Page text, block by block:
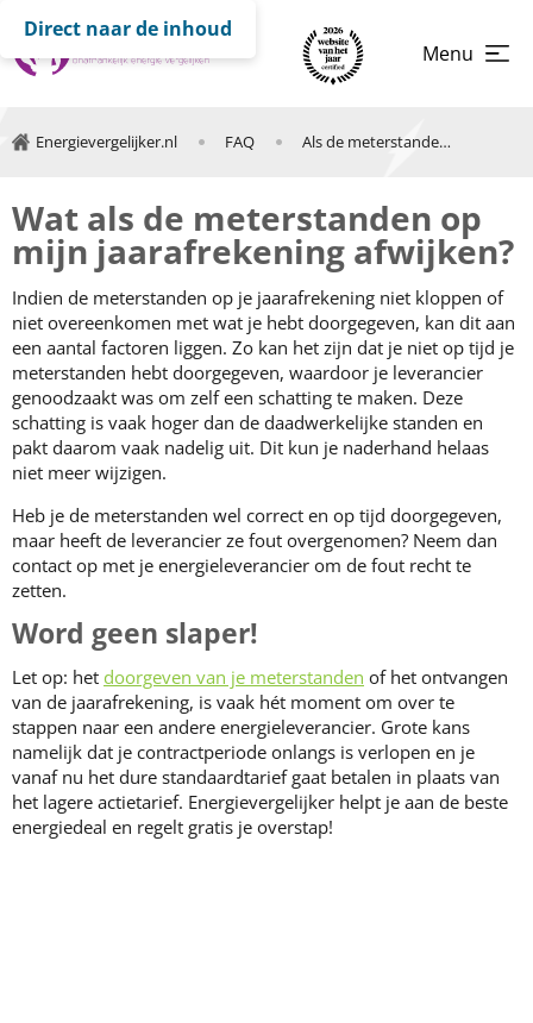
Direct naar de inhoud
Menu
Energievergelijker.nl FAQ Als de meterstanden op jaarafrekening afwijken
Wat als de meterstanden op
mijn jaarafrekening afwijken?
Indien de meterstanden op je jaarafrekening niet kloppen of
niet overeenkomen met wat je hebt doorgegeven, kan dit aan
een aantal factoren liggen. Zo kan het zijn dat je niet op tijd je
meterstanden hebt doorgegeven, waardoor je leverancier
genoodzaakt was om zelf een schatting te maken. Deze
schatting is vaak hoger dan de daadwerkelijke standen en
pakt daarom vaak nadelig uit. Dit kun je naderhand helaas
niet meer wijzigen.
Heb je de meterstanden wel correct en op tijd doorgegeven,
maar heeft de leverancier ze fout overgenomen? Neem dan
contact op met je energieleverancier om de fout recht te
zetten.
Word geen slaper!
Let op: het doorgeven van je meterstanden of het ontvangen
van de jaarafrekening, is vaak hét moment om over te
stappen naar een andere energieleverancier. Grote kans
namelijk dat je contractperiode onlangs is verlopen en je
vanaf nu het dure standaardtarief gaat betalen in plaats van
het lagere actietarief. Energievergelijker helpt je aan de beste
energiedeal en regelt gratis je overstap!